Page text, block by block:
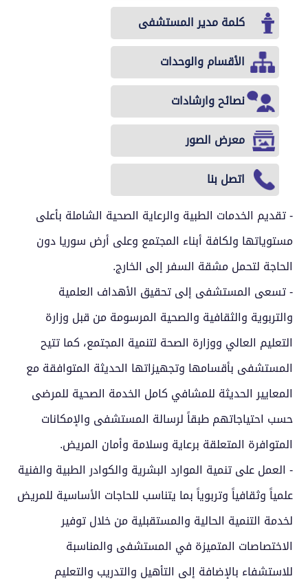
كلمة مدير المستشفى
الأقسام والوحدات
نصائح وارشادات
معرض الصور
اتصل بنا
- تقديم الخدمات الطبية والرعاية الصحية الشاملة بأعلى
مستوياتها ولكافة أبناء المجتمع وعلى أرض سوريا دون
الحاجة لتحمل مشقة السفر إلى الخارج.
- تسعى المستشفى إلى تحقيق الأهداف العلمية
والتربوية والثقافية والصحية المرسومة من قبل وزارة
التعليم العالي ووزارة الصحة لتنمية المجتمع، كما تتيح
المستشفى بأقسامها وتجهيزاتها الحديثة المتوافقة مع
المعايير الحديثة للمشافي كامل الخدمة الصحية للمرضى
حسب احتياجاتهم طبقاً لرسالة المستشفى والإمكانات
المتوافرة المتعلقة برعاية وسلامة وأمان المريض.
- العمل على تنمية الموارد البشرية والكوادر الطبية والفنية
علمياً وثقافياً وتربوياً بما يتناسب للحاجات الأساسية للمريض
لخدمة التنمية الحالية والمستقبلية من خلال توفير
الاختصاصات المتميزة في المستشفى والمناسبة
للاستشفاء بالإضافة إلى التأهيل والتدريب والتعليم